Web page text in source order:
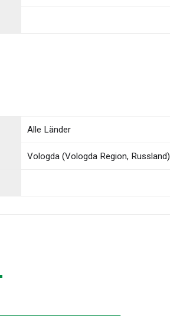
Alle Länder
Vologda (Vologda Region, Russland)